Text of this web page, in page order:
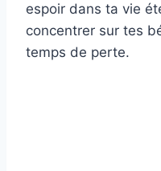
espoir dans ta vie
concentrer sur tes
temps de perte.